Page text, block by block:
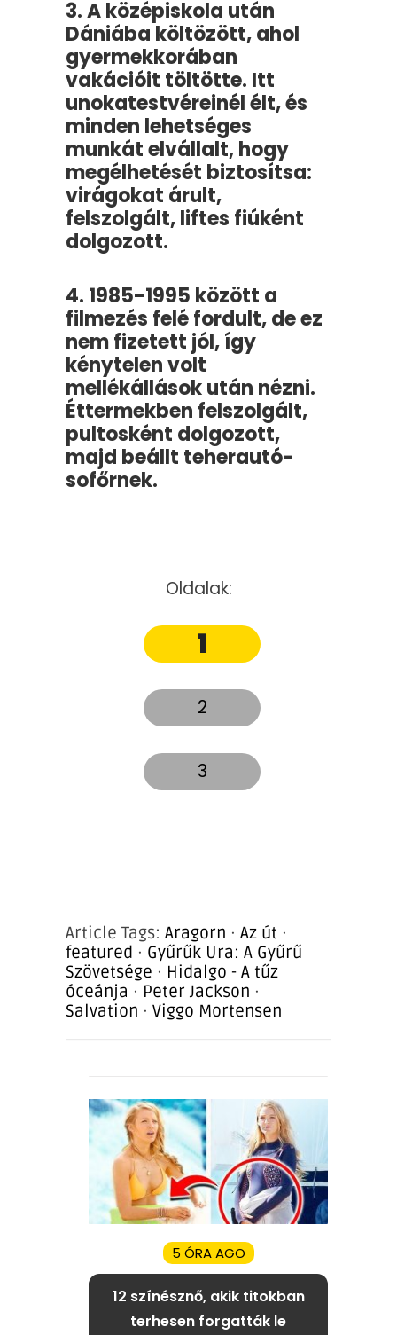
3. A középiskola után
Dániába költözött, ahol
gyermekkorában
vakációit töltötte. Itt
unokatestvéreinél élt, és
minden lehetséges
munkát elvállalt, hogy
megélhetését biztosítsa:
virágokat árult,
felszolgált, liftes fiúként
dolgozott.
4. 1985-1995 között a
filmezés felé fordult, de ez
nem fizetett jól, így
kénytelen volt
mellékállások után nézni.
Éttermekben felszolgált,
pultosként dolgozott,
majd beállt teherautó-
sofőrnek.
Oldalak:
1
2
3
Article Tags: Aragorn · Az út ·
featured · Gyűrűk Ura: A Gyűrű
Szövetsége · Hidalgo - A tűz
óceánja · Peter Jackson ·
Salvation · Viggo Mortensen
5 ÓRA AGO
12 színésznő, akik titokban
terhesen forgatták le